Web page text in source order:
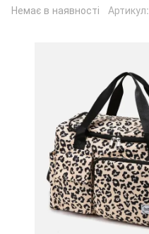
Немає в наявності Артикул: